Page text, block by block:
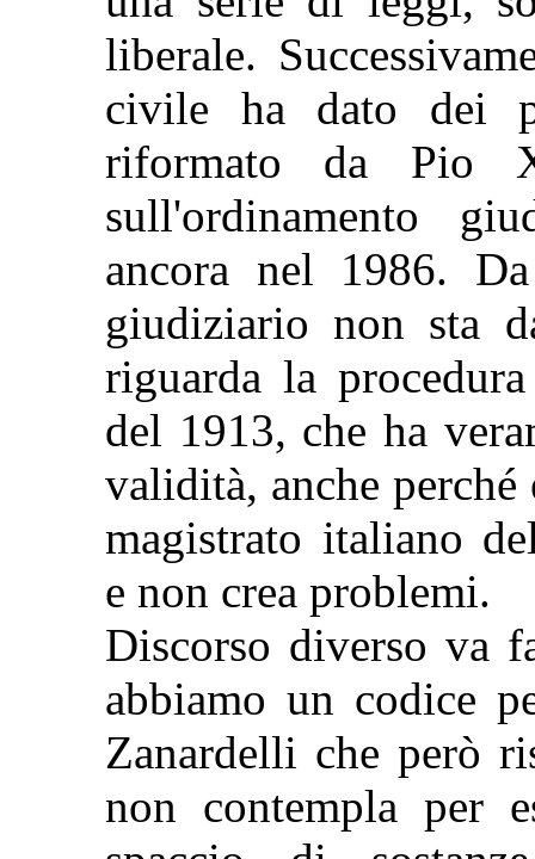
liberale.
civile ha dato dei
riformato da Pio
sull'ordinamento
ancora nel 1986.
giudiziario non sta
riguarda la
del 1913, che ha
validità, anche
magistrato italiano
e non crea problemi.
Discorso diverso va
abbiamo un codice
Zanardelli che però
non contempla per